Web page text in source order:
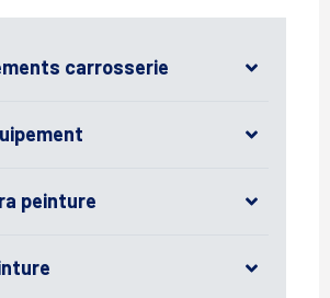
carrosserie
peinture